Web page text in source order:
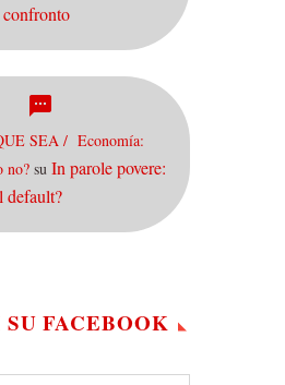
confronto
SEA / Economía:
no? su In parole povere:
default?
FACEBOOK